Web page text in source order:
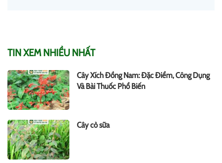
TIN XEM NHIỀU NHẤT
Cây Xích Đồng Nam: Đặc Điểm, Công Dụng
Và Bài Thuốc Phổ Biến
Cây cỏ sữa